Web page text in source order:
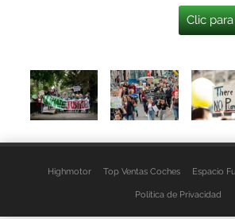
Clic
Highmotor Top Ventas Coches Espacio
Política de Privacidad